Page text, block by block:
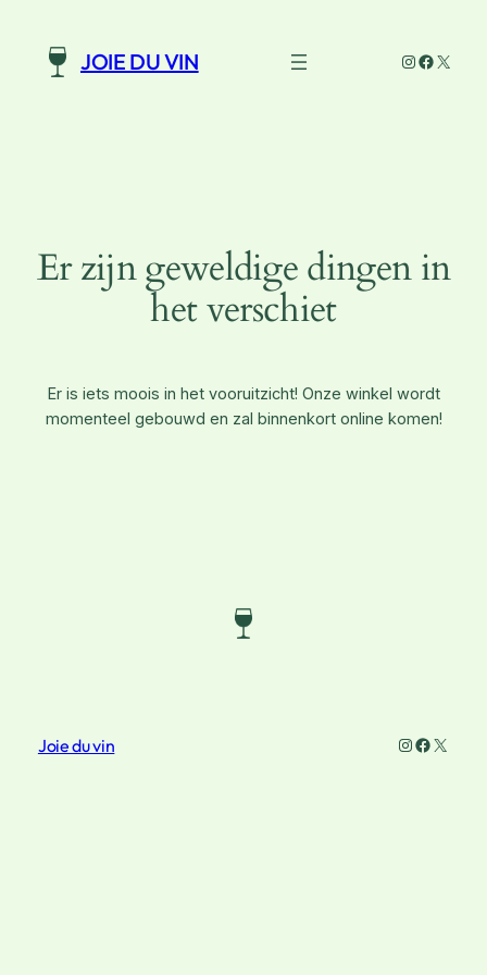
JOIE DU VIN Instagram
X
Er zijn geweldige dingen in
het verschiet
Er is iets moois in het vooruitzicht! Onze winkel wordt
momenteel gebouwd en zal binnenkort online komen!
Joie du vin Instagram
X